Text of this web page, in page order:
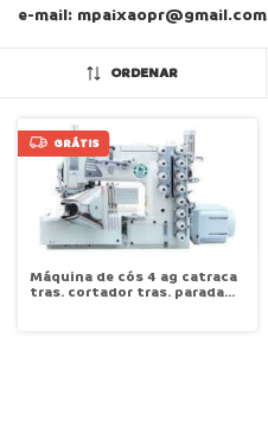
e-mail: mpaixaopr@gmail.com
ORDENAR
GRÁTIS
Máquina de cós 4 ag catraca
tras. cortador tras. parada